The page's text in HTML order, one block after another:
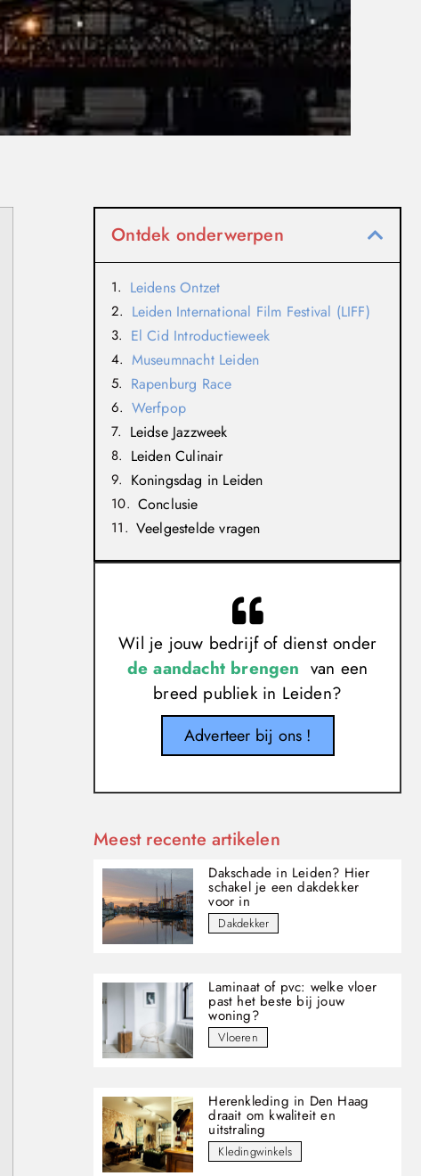
Ontdek onderwerpen
Leidens Ontzet
Leiden International Film Festival (LIFF)
El Cid Introductieweek
Museumnacht Leiden
Rapenburg Race
Werfpop
Leidse Jazzweek
Leiden Culinair
Koningsdag in Leiden
Conclusie
Veelgestelde vragen
Wil je jouw bedrijf of dienst onder
de aandacht brengenvan een
breed publiek in Leiden?
Adverteer bij ons !
Meest recente artikelen
Dakschade in Leiden? Hier
schakel je een dakdekker
voor in
Dakdekker
Laminaat of pvc: welke vloer
past het beste bij jouw
woning?
Vloeren
Herenkleding in Den Haag
draait om kwaliteit en
uitstraling
Kledingwinkels